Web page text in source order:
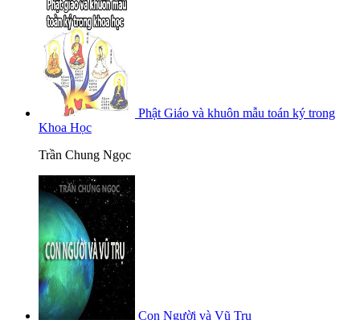
Phật Giáo và khuôn mẫu toán ký trong
Khoa Học
Trần Chung Ngọc
Con Người và Vũ Trụ